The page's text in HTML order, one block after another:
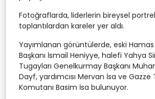
Fotoğraflarda, liderlerin bireysel
toplantılardan kareler yer aldı.
Yayımlanan görüntülerde, eski Hamas
Başkanı İsmail Heniyye, halefi Yahya
Tugayları Genelkurmay Başkanı
Dayf, yardımcısı Mervan İsa ve Gazze
Komutanı Basim İsa bulunuyor.